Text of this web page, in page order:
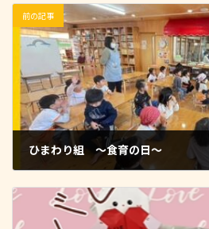
前の記事
ひまわり組 〜食育の日〜